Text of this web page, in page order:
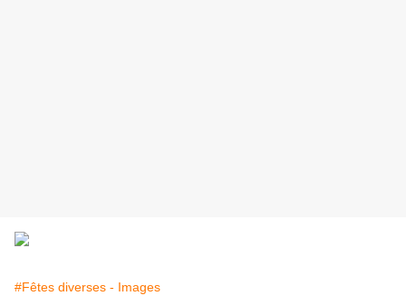
#Fêtes diverses - Images